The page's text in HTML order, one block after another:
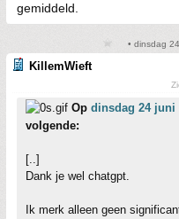
gemiddeld.
• dinsdag
KillemWieft
Op dinsdag 24 juni
volgende:
[..]
Dank je wel chatgpt.
Ik merk alleen geen